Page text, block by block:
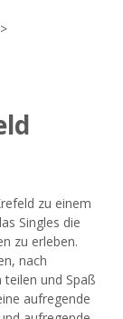
Angebote des
jederzeit
zu einem
Singles die
zu erleben.
nach
teilen und Spaß
aufregende